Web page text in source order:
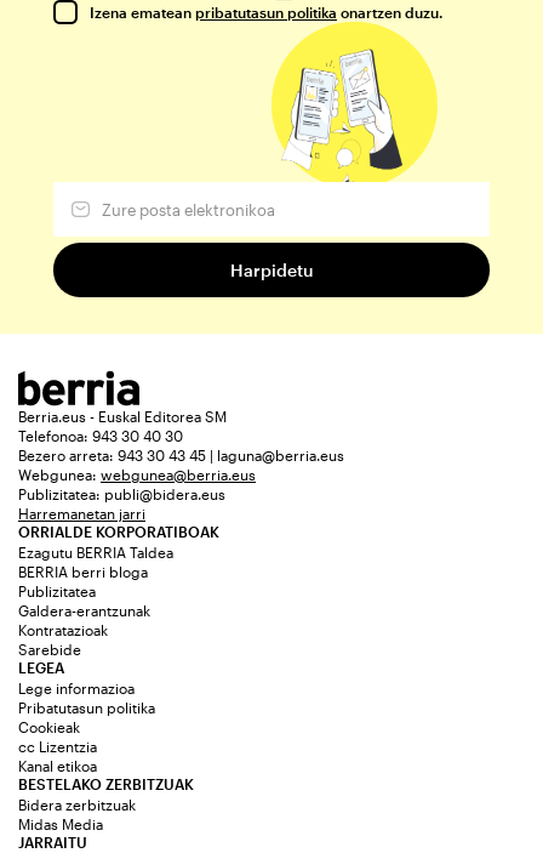
Izena ematean pribatutasun politika onartzen duzu.
Berria.eus - Euskal Editorea SM
Telefonoa: 943 30 40 30
Bezero arreta: 943 30 43 45 | laguna@berria.eus
Webgunea: webgunea@berria.eus
Publizitatea: publi@bidera.eus
Harremanetan jarri
ORRIALDE KORPORATIBOAK
Ezagutu BERRIA Taldea
BERRIA berri bloga
Publizitatea
Galdera-erantzunak
Kontratazioak
Sarebide
JARRAITU
LEGEA
Lege informazioa
Pribatutasun politika
Cookieak
cc Lizentzia
Kanal etikoa
BESTELAKO ZERBITZUAK
Bidera zerbitzuak
Midas Media